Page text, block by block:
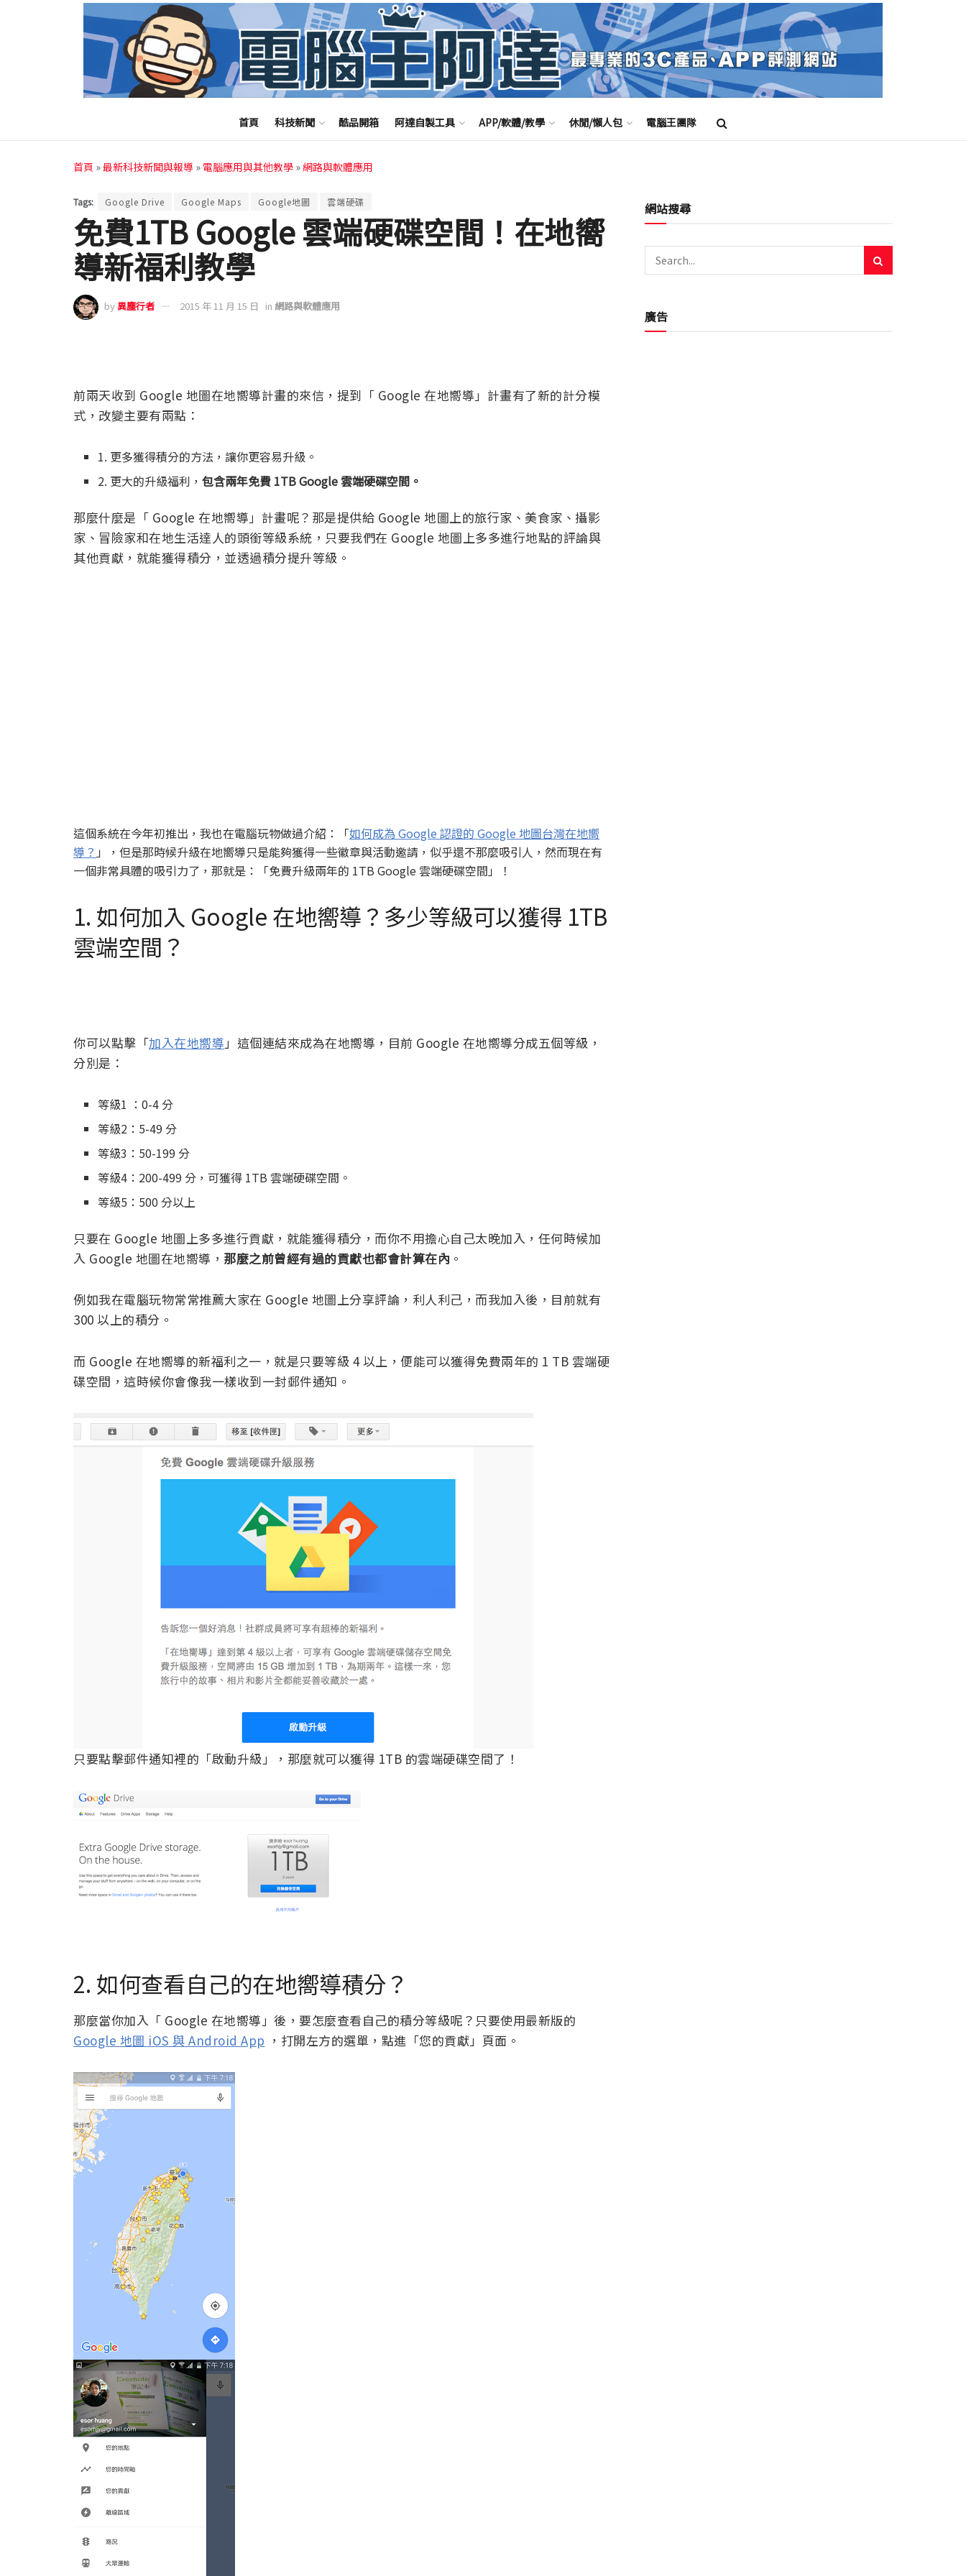
首頁 科技新聞 酷品開箱 阿達自製工具 APP/軟體/教學 休閒/懶人包 電腦王團隊
首頁 »最新科技新聞與報導 » 電腦應用與其他教學 »網路與軟體應用
Tags: Google Drive Google Maps Google地圖 雲端硬碟
免費1TB Google 雲端硬碟空間！在地嚮
導新福利教學
by異塵行者 2015 年 11 月 15 日 in 網路與軟體應用
前兩天收到 Google 地圖在地嚮導計畫的來信，提到「 Google 在地嚮導」計畫有了新的計分模
式，改變主要有兩點：
1. 更多獲得積分的方法，讓你更容易升級。
2. 更大的升級福利，包含兩年免費 1TB Google 雲端硬碟空間。
那麼什麼是「 Google 在地嚮導」計畫呢？那是提供給 Google 地圖上的旅行家、美食家、攝影
家、冒險家和在地生活達人的頭銜等級系統，只要我們在 Google 地圖上多多進行地點的評論與
其他貢獻，就能獲得積分，並透過積分提升等級。
這個系統在今年初推出，我也在電腦玩物做過介紹：「如何成為 Google 認證的 Google 地圖台灣在地嚮
導？ 」，但是那時候升級在地嚮導只是能夠獲得一些徽章與活動邀請，似乎還不那麼吸引人，然而現在有
一個非常具體的吸引力了，那就是：「免費升級兩年的 1TB Google 雲端硬碟空間」！
1. 如何加入 Google 在地嚮導？多少等級可以獲得 1TB
雲端空間？
你可以點擊「加入在地嚮導 」這個連結來成為在地嚮導，目前 Google 在地嚮導分成五個等級，
分別是：
等級1 ：0-4 分
等級2：5-49 分
等級3：50-199 分
等級4：200-499 分，可獲得 1TB 雲端硬碟空間。
等級5：500 分以上
只要在 Google 地圖上多多進行貢獻，就能獲得積分，而你不用擔心自己太晚加入，任何時候加
入 Google 地圖在地嚮導， 那麼之前曾經有過的貢獻也都會計算在內 。
例如我在電腦玩物常常推薦大家在 Google 地圖上分享評論，利人利己，而我加入後，目前就有
300 以上的積分。
而 Google 在地嚮導的新福利之一，就是只要等級 4 以上，便能可以獲得免費兩年的 1 TB 雲端硬
碟空間，這時候你會像我一樣收到一封郵件通知。
只要點擊郵件通知裡的「啟動升級」，那麼就可以獲得 1TB 的雲端硬碟空間了！
2. 如何查看自己的在地嚮導積分？
那麼當你加入「 Google 在地嚮導」後，要怎麼查看自己的積分等級呢？只要使用最新版的
Google 地圖 iOS 與 Android App ，打開左方的選單，點進「您的貢獻」頁面。
網站搜尋
廣告